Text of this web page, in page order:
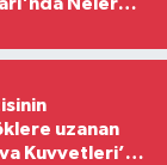
uzanan
Kuvvetleri’nin